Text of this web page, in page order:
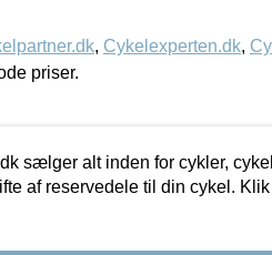
, Cykelexperten.dk,
priser.
sælger alt inden for cykler,
af reservedele til din cykel.